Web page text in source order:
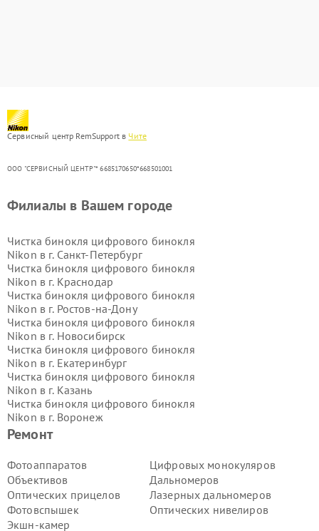
Сервисный центр RemSupport в Чите
ООО "СЕРВИСНЫЙ ЦЕНТР"* 6685170650*668501001
Ремонт
Фотоаппаратов
Объективов
Оптических прицелов
Фотовспышек
Экшн-камер
Цифровых монокуляров
Дальномеров
Лазерных дальномеров
Оптических нивелиров
Филиалы в Вашем городе
Чистка бинокля цифрового бинокля
Nikon в г. Санкт-Петербург
Чистка бинокля цифрового бинокля
Nikon в г. Краснодар
Чистка бинокля цифрового бинокля
Nikon в г. Ростов-на-Дону
Чистка бинокля цифрового бинокля
Nikon в г. Новосибирск
Чистка бинокля цифрового бинокля
Nikon в г. Екатеринбург
Чистка бинокля цифрового бинокля
Nikon в г. Казань
Чистка бинокля цифрового бинокля
Nikon в г. Воронеж
Чистка бинокля цифрового бинокля
Чистка бинокля цифрового бинокля
Nikon в г.Самара
Чистка бинокля цифрового бинокля
Nikon в г.Пермь
Чистка бинокля цифрового бинокля
Nikon в г.Красноярск